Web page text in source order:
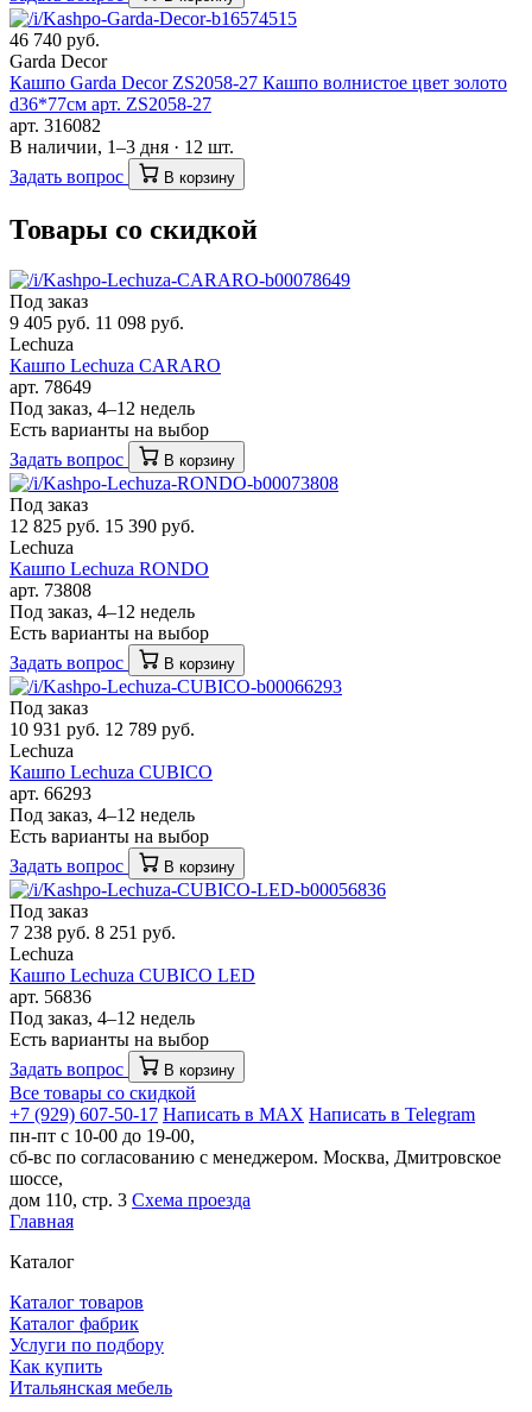
46 740 руб.
Garda Decor
Кашпо Garda Decor ZS2058-27 Кашпо волнистое цвет золото
d36*77см арт. ZS2058-27
арт. 316082
В наличии, 1–3 дня · 12 шт.
Задать вопрос
В корзину
Товары со скидкой
Под заказ
9 405 руб. 11 098 руб.
Lechuza
Кашпо Lechuza CARARO
арт. 78649
Под заказ, 4–12 недель
Есть варианты на выбор
Задать вопрос
В корзину
Под заказ
12 825 руб. 15 390 руб.
Lechuza
Кашпо Lechuza RONDO
арт. 73808
Под заказ, 4–12 недель
Есть варианты на выбор
Задать вопрос
В корзину
Под заказ
10 931 руб. 12 789 руб.
Lechuza
Кашпо Lechuza CUBICO
арт. 66293
Под заказ, 4–12 недель
Есть варианты на выбор
Задать вопрос
В корзину
Под заказ
7 238 руб. 8 251 руб.
Lechuza
Кашпо Lechuza CUBICO LED
арт. 56836
Под заказ, 4–12 недель
Есть варианты на выбор
Задать вопрос
В корзину
Все товары со скидкой
+7 (929) 607-50-17 Написать в MAX Написать в Telegram
пн-пт с 10-00 до 19-00,
сб-вс по согласованию с менеджером. Москва, Дмитровское
шоссе,
дом 110, стр. 3 Схема проезда
Главная
Каталог
Каталог товаров
Каталог фабрик
Услуги по подбору
Как купить
Итальянская мебель